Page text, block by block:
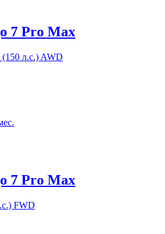
7 Pro Max
л.с.) AWD
7 Pro Max
FWD